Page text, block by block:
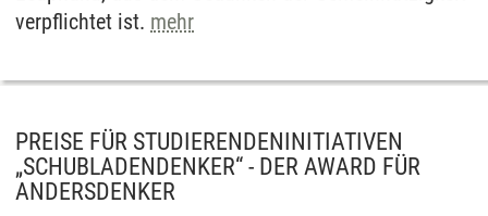
verpflichtet ist. mehr
PREISE FÜR STUDIERENDENINITIATIVEN
„SCHUBLADENDENKER“ - DER AWARD FÜR
ANDERSDENKER